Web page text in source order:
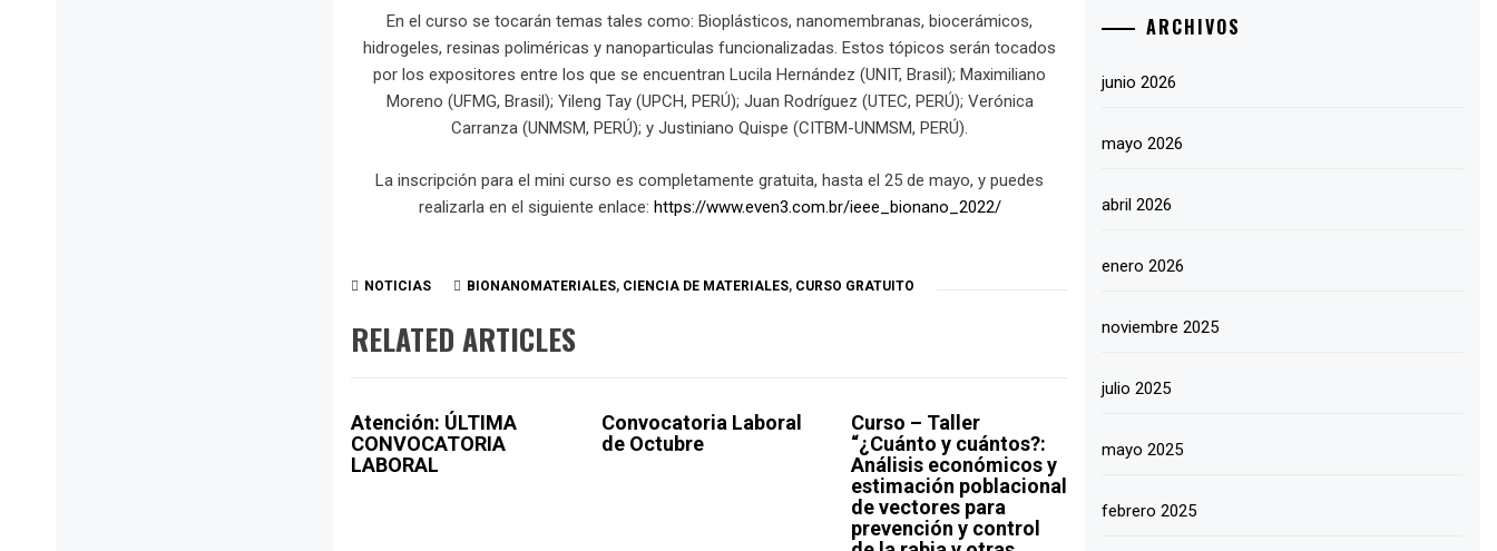
En el curso se tocarán temas tales como: Bioplásticos, nanomembranas, biocerámicos,
hidrogeles, resinas poliméricas y nanoparticulas funcionalizadas. Estos tópicos serán tocados
por los expositores entre los que se encuentran Lucila Hernández (UNIT, Brasil); Maximiliano
Moreno (UFMG, Brasil); Yileng Tay (UPCH, PERÚ); Juan Rodríguez (UTEC, PERÚ); Verónica
Carranza (UNMSM, PERÚ); y Justiniano Quispe (CITBM-UNMSM, PERÚ).
La inscripción para el mini curso es completamente gratuita, hasta el 25 de mayo, y puedes
realizarla en el siguiente enlace: https://www.even3.com.br/ieee_bionano_2022/
NOTICIAS BIONANOMATERIALES, CIENCIA DE MATERIALES, CURSO GRATUITO
RELATED ARTICLES
Atención: ÚLTIMA
CONVOCATORIA
LABORAL
Convocatoria Laboral
de Octubre
Curso – Taller
“¿Cuánto y cuántos?:
Análisis económicos y
estimación poblacional
de vectores para
prevención y control
ARCHIVOS
junio 2026
mayo 2026
abril 2026
enero 2026
noviembre 2025
julio 2025
mayo 2025
febrero 2025